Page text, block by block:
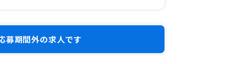
募期間外の求人です